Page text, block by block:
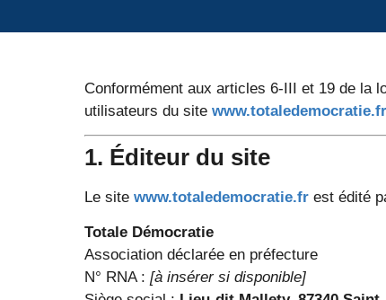
Conformément aux articles 6-III et 19 de la
utilisateurs du sitewww.totaledemocratie.fr
1. Éditeur du site
Le sitewww.totaledemocratie.fr est édité
Totale Démocratie
Association déclarée en préfecture
N° RNA :[à insérer si disponible]